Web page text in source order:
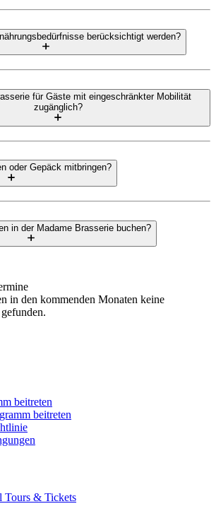
berücksichtigt werden?
für Gäste mit eingeschränkter Mobilität
zugänglich?
oder Gepäck mitbringen?
in der Madame Brasserie buchen?
in den kommenden Monaten keine
beitreten
beitreten
Tours & Tickets